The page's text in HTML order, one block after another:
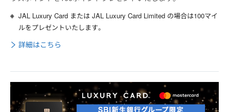
JAL Luxury Card または JAL Luxury Card Limited の場合は100マイ
ルをプレゼントいたします。
詳細はこちら